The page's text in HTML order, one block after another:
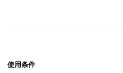
使用条件